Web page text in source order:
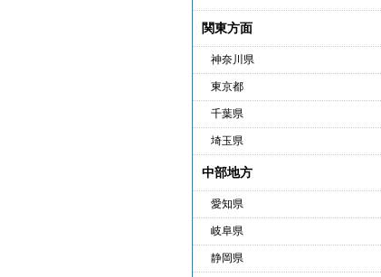
関東方面
神奈川県
東京都
千葉県
埼玉県
中部地方
愛知県
岐阜県
静岡県